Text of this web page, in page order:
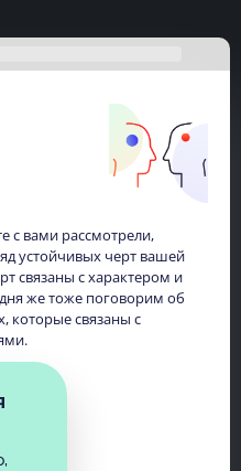
с вами рассмотрели,
устойчивых черт вашей
связаны с характером и
же тоже поговорим об
которые связаны с